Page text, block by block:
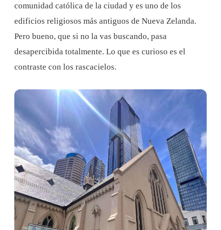
comunidad católica de la ciudad y es uno de los
edificios religiosos más antiguos de Nueva Zelanda.
Pero bueno, que si no la vas buscando, pasa
desapercibida totalmente. Lo que es curioso es el
contraste con los rascacielos.